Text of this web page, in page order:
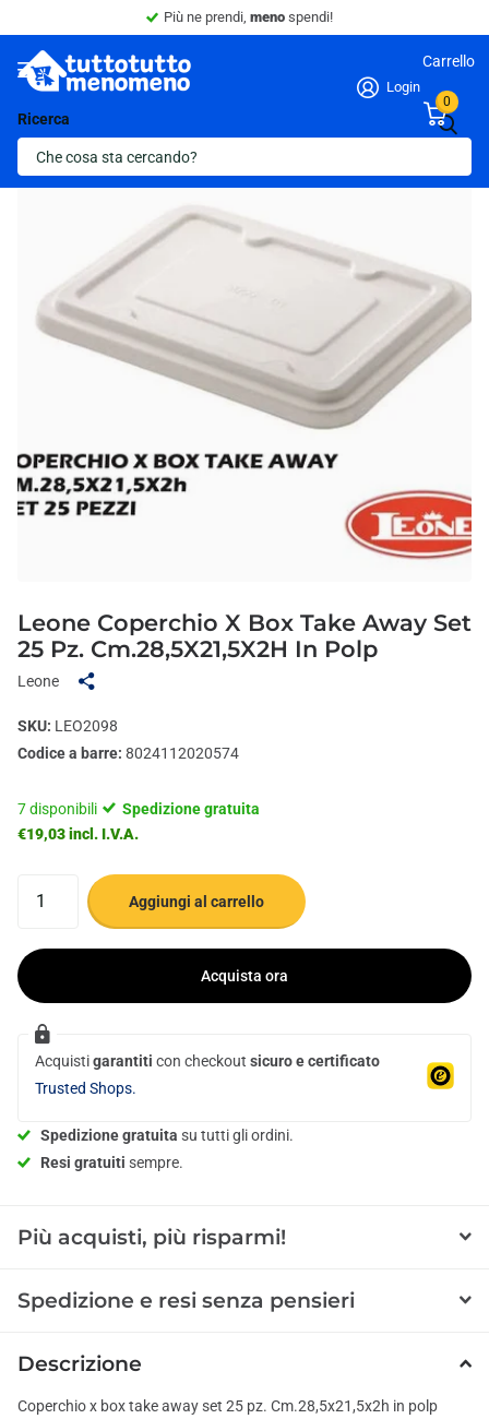
Più ne prendi, meno spendi!
Ricerca
Login
Carrello
0
Leone Coperchio X Box Take Away Set
25 Pz. Cm.28,5X21,5X2H In Polp
Leone
SKU: LEO2098
Codice a barre: 8024112020574
7 disponibili
Spedizione gratuita
€19,03 incl. I.V.A.
Aggiungi al carrello
Acquista ora
Acquistigarantiti con checkout sicuro e certificato
Trusted Shops.
Spedizione gratuita su tutti gli ordini.
Resi gratuiti sempre.
Più acquisti, più risparmi!
Spedizione e resi senza pensieri
Descrizione
Coperchio x box take away set 25 pz. Cm.28,5x21,5x2h in polp